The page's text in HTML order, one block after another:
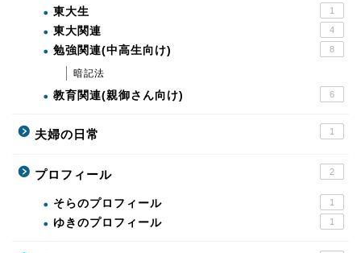
東大生 1
東大関連 4
勉強関連(中高生向け) 8
暗記法
教育関連(親御さん向け) 6
夫婦の日常 1
プロフィール 2
そらのプロフィール 1
ゆきのプロフィール 1